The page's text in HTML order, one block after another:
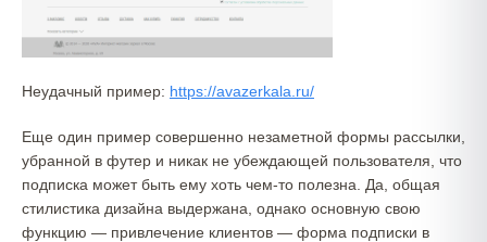
Неудачный пример: https://avazerkala.ru/
Еще один пример совершенно незаметной формы рассылки,
убранной в футер и никак не убеждающей пользователя, что
подписка может быть ему хоть чем-то полезна. Да, общая
стилистика дизайна выдержана, однако основную свою
функцию — привлечение клиентов — форма подписки в